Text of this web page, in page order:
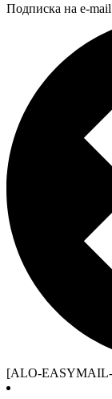
Подписка на e-
[ALO-